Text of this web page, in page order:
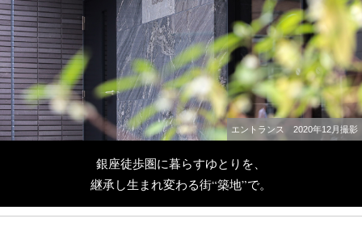
エントランス 2020年12月撮影
銀座徒歩圏に暮らすゆとりを、
継承し生まれ変わる街“築地”で。